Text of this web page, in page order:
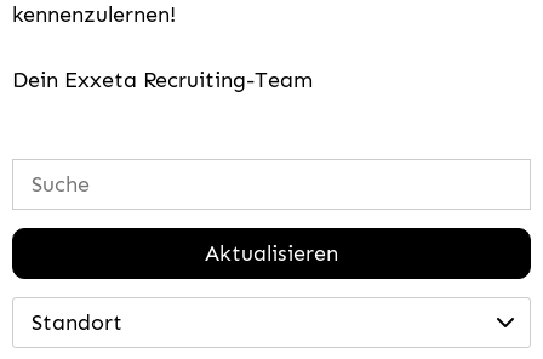
kennenzulernen!
Dein Exxeta Recruiting-Team
Aktualisieren
Standort